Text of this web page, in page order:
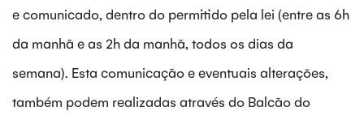
e comunicado, dentro do permitido pela lei (entre as 6h
da manhã e as 2h da manhã, todos os dias da
semana). Esta comunicação e eventuais alterações,
também podem realizadas através do Balcão do